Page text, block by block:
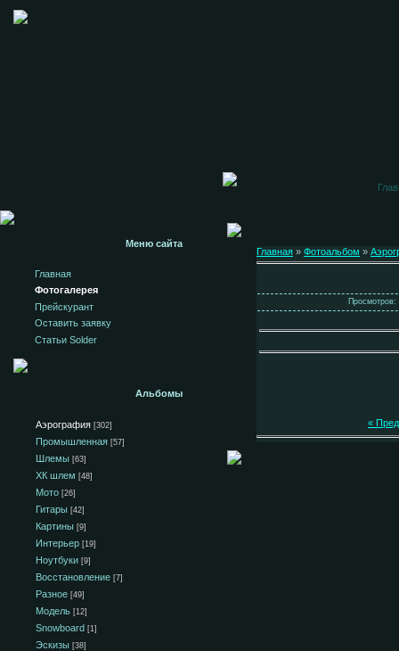
Меню сайта
Главная
Фотогалерея
Прейскурант
Оставить заявку
Статьи Solder
Альбомы
Аэрография [302]
Промышленная [57]
Шлемы [63]
ХК шлем [48]
Мото [26]
Гитары [42]
Картины [9]
Интерьер [19]
Ноутбуки [9]
Восстановление [7]
Разное [49]
Модель [12]
Snowboard [1]
Эскизы [38]
Главная » Фотоальбом »
«